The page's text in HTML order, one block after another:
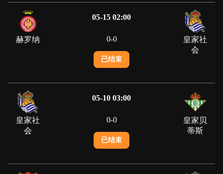
05-15 02:00
赫罗纳 0-0
皇家社
会
已结束
05-10 03:00
皇家社
会
0-0
皇家贝
蒂斯
已结束